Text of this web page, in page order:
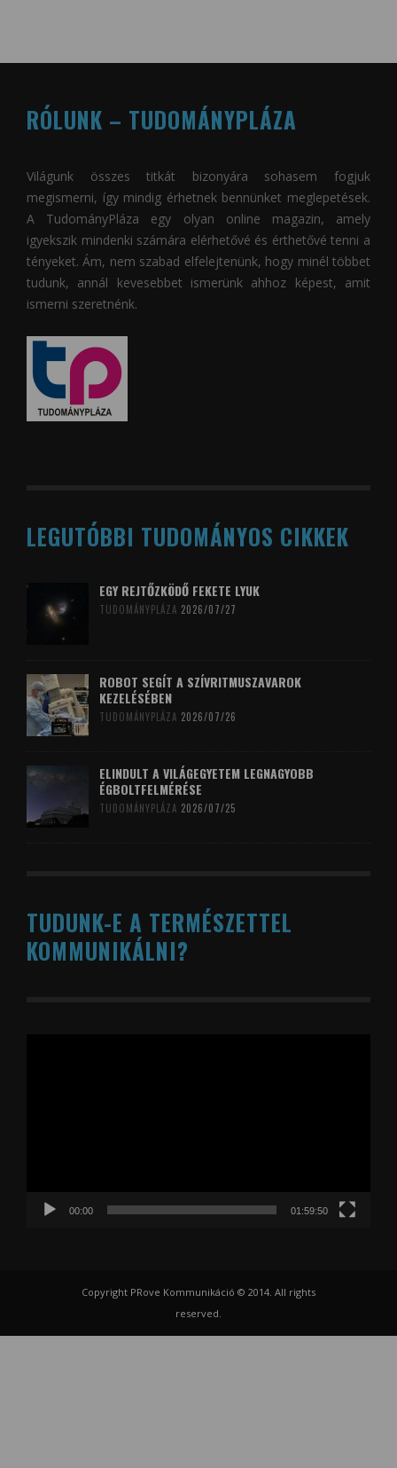
RÓLUNK – TUDOMÁNYPLÁZA
Világunk összes titkát bizonyára sohasem fogjuk
megismerni, így mindig érhetnek bennünket meglepetések.
A TudományPláza egy olyan online magazin, amely
igyekszik mindenki számára elérhetővé és érthetővé tenni a
tényeket. Ám, nem szabad elfelejtenünk, hogy minél többet
tudunk, annál kevesebbet ismerünk ahhoz képest, amit
ismerni szeretnénk.
LEGUTÓBBI TUDOMÁNYOS CIKKEK
EGY REJTŐZKÖDŐ FEKETE LYUK
TUDOMÁNYPLÁZA 2026/07/27
ROBOT SEGÍT A SZÍVRITMUSZAVAROK
KEZELÉSÉBEN
TUDOMÁNYPLÁZA 2026/07/26
ELINDULT A VILÁGEGYETEM LEGNAGYOBB
ÉGBOLTFELMÉRÉSE
TUDOMÁNYPLÁZA 2026/07/25
TUDUNK-E A TERMÉSZETTEL
KOMMUNIKÁLNI?
00:00 01:59:50
Copyright PRove Kommunikáció © 2014. All rights
reserved.